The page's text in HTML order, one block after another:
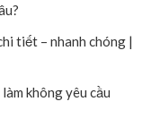
tiết – nhanh chóng |
không yêu cầu